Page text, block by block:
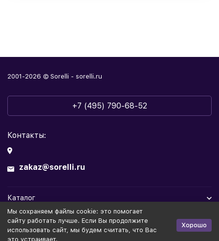
2001-2026 © Sorelli - sorelli.ru
+7 (495) 790-68-52
Контакты:
zakaz@sorelli.ru
Каталог
Информация
Мы cохраняем файлы cookie: это помогает
сайту работать лучше. Если Вы продолжите
использовать сайт, мы будем считать, что Вас
это устраивает.
Хорошо